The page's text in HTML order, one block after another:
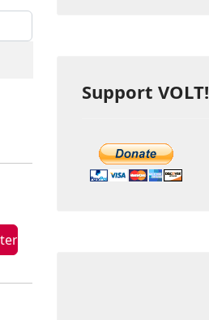
#
Support VOLT!